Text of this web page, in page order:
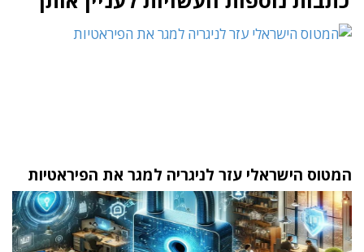
המטוס הישראלי עזר לניגריה למגר את הפיראטיות